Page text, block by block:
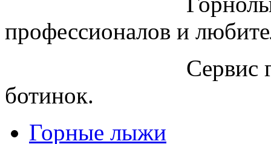
профессионалов и
Сервис
ботинок.
Горные лыжи